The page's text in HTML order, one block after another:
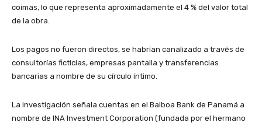
coimas, lo que representa aproximadamente el 4 % del valor total
de la obra.
​Los pagos no fueron directos, se habrían canalizado a través de
consultorías ficticias, empresas pantalla y transferencias
bancarias a nombre de su círculo íntimo.
​La investigación señala cuentas en el Balboa Bank de Panamá a
nombre de INA Investment Corporation (fundada por el hermano